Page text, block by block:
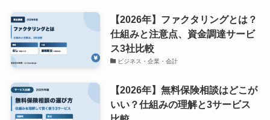
【2026年】ファクタリングとは？
仕組みと注意点、資金調達サービ
ス3社比較
ビジネス・企業・会計
【2026年】無料保険相談はどこが
いい？仕組みの理解と3サービス